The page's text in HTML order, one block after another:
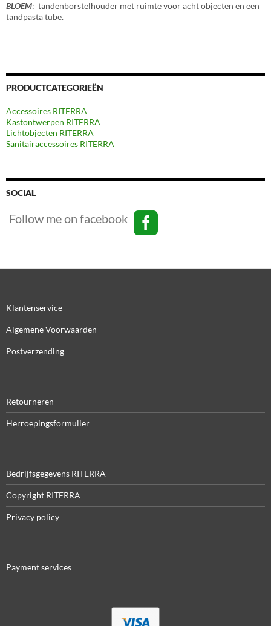
BLOEM: tandenborstelhouder met ruimte voor acht objecten en een
tandpasta tube.
PRODUCTCATEGORIEËN
Accessoires RITERRA
Kastontwerpen RITERRA
Lichtobjecten RITERRA
Sanitairaccessoires RITERRA
SOCIAL
Follow me on facebook
Klantenservice
Algemene Voorwaarden
Postverzending
Retourneren
Herroepingsformulier
Bedrijfsgegevens RITERRA
Copyright RITERRA
Privacy policy
Payment services